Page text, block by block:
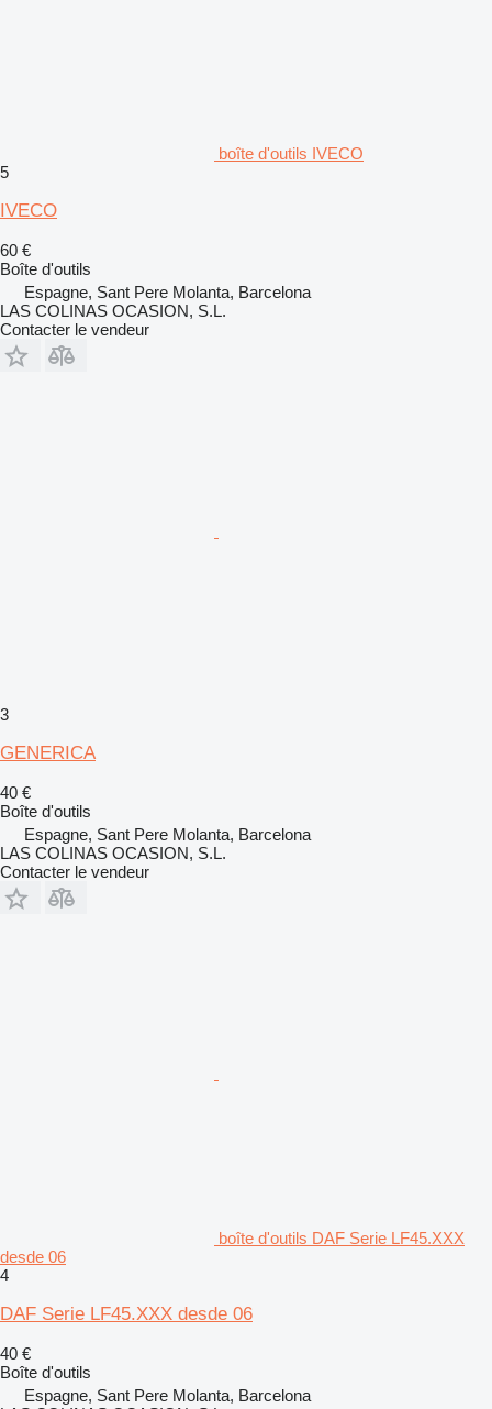
boîte d'outils IVECO
5
IVECO
60 €
Boîte d'outils
Espagne, Sant Pere Molanta, Barcelona
LAS COLINAS OCASION, S.L.
Contacter le vendeur
3
GENERICA
40 €
Boîte d'outils
Espagne, Sant Pere Molanta, Barcelona
LAS COLINAS OCASION, S.L.
Contacter le vendeur
boîte d'outils DAF Serie LF45.XXX
desde 06
4
DAF Serie LF45.XXX desde 06
40 €
Boîte d'outils
Espagne, Sant Pere Molanta, Barcelona